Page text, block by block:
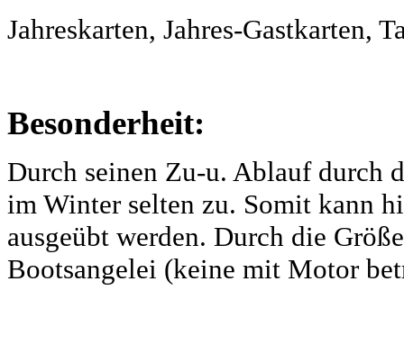
Jahreskarten, Jahres-Gastkarten,
Besonderheit:
Durch seinen Zu-u. Ablauf durch
im Winter selten zu. Somit kann
ausgeübt werden. Durch die
Bootsangelei (keine mit Motor